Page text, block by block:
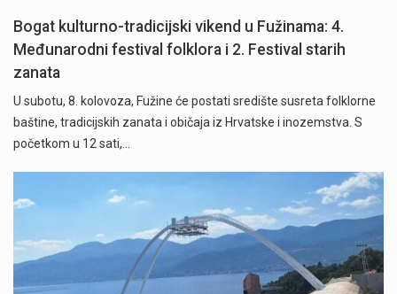
Bogat kulturno-tradicijski vikend u Fužinama: 4.
Međunarodni festival folklora i 2. Festival starih
zanata
U subotu, 8. kolovoza, Fužine će postati središte susreta folklorne
baštine, tradicijskih zanata i običaja iz Hrvatske i inozemstva. S
početkom u 12 sati,…